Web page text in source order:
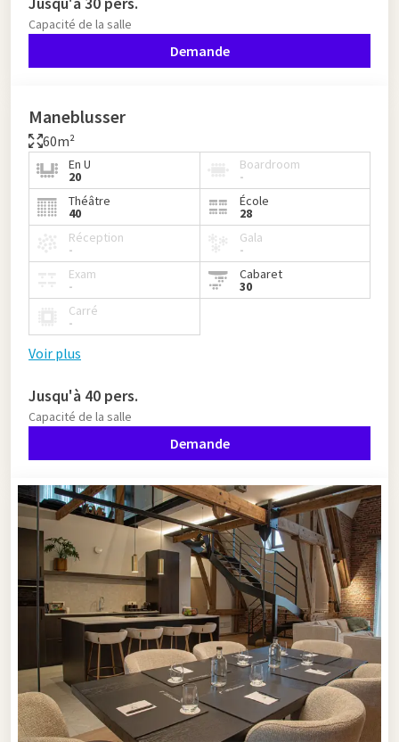
Capacité de la salle
Demande
Maneblusser
60m²
En U
20
Boardroom
-
Théâtre
40
École
28
Réception
-
Gala
-
Exam
-
Cabaret
30
Carré
-
Voir plus
Jusqu'à 40 pers.
Capacité de la salle
Demande